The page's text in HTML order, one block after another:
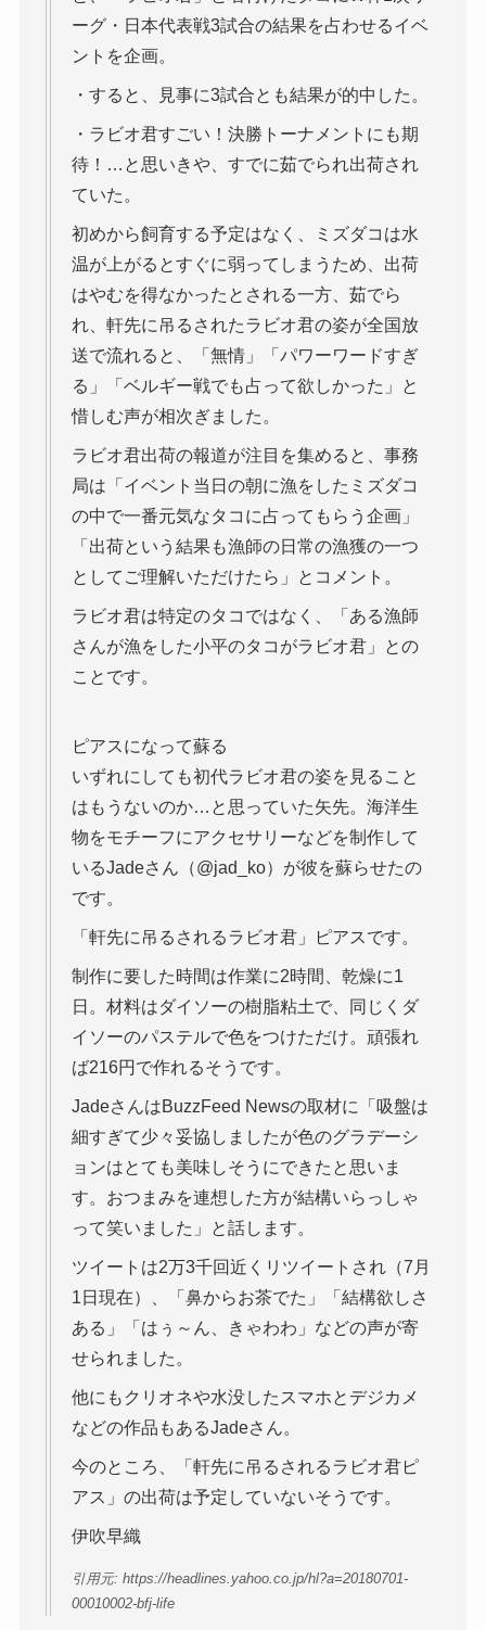
ーグ・日本代表戦3試合の結果を占わせるイベ
ントを企画。
・すると、見事に3試合とも結果が的中した。
・ラビオ君すごい！決勝トーナメントにも期
待！…と思いきや、すでに茹でられ出荷され
ていた。
初めから飼育する予定はなく、ミズダコは水
温が上がるとすぐに弱ってしまうため、出荷
はやむを得なかったとされる一方、茹でら
れ、軒先に吊るされたラビオ君の姿が全国放
送で流れると、「無情」「パワーワードすぎ
る」「ベルギー戦でも占って欲しかった」と
惜しむ声が相次ぎました。
ラビオ君出荷の報道が注目を集めると、事務
局は「イベント当日の朝に漁をしたミズダコ
の中で一番元気なタコに占ってもらう企画」
「出荷という結果も漁師の日常の漁獲の一つ
としてご理解いただけたら」とコメント。
ラビオ君は特定のタコではなく、「ある漁師
さんが漁をした小平のタコがラビオ君」との
ことです。
ピアスになって蘇る
いずれにしても初代ラビオ君の姿を見ること
はもうないのか…と思っていた矢先。海洋生
物をモチーフにアクセサリーなどを制作して
いるJadeさん（@jad_ko）が彼を蘇らせたの
です。
「軒先に吊るされるラビオ君」ピアスです。
制作に要した時間は作業に2時間、乾燥に1
日。材料はダイソーの樹脂粘土で、同じくダ
イソーのパステルで色をつけただけ。頑張れ
ば216円で作れるそうです。
JadeさんはBuzzFeed Newsの取材に「吸盤は
細すぎて少々妥協しましたが色のグラデーシ
ョンはとても美味しそうにできたと思いま
す。おつまみを連想した方が結構いらっしゃ
って笑いました」と話します。
ツイートは2万3千回近くリツイートされ（7月
1日現在）、「鼻からお茶でた」「結構欲しさ
ある」「はぅ～ん、きゃわわ」などの声が寄
せられました。
他にもクリオネや水没したスマホとデジカメ
などの作品もあるJadeさん。
今のところ、「軒先に吊るされるラビオ君ピ
アス」の出荷は予定していないそうです。
伊吹早織
引用元: https://headlines.yahoo.co.jp/hl?a=20180701-
00010002-bfj-life